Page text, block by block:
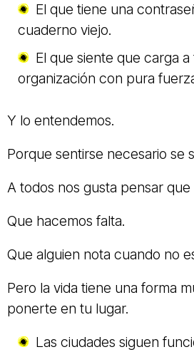
El que tiene una
cuaderno viejo.
El que siente que carga a
organización con pura
Y lo entendemos.
Porque sentirse necesario se
A todos nos gusta pensar que
Que hacemos falta.
Que alguien nota cuando no
Pero la vida tiene una forma
ponerte en tu lugar.
Las ciudades siguen